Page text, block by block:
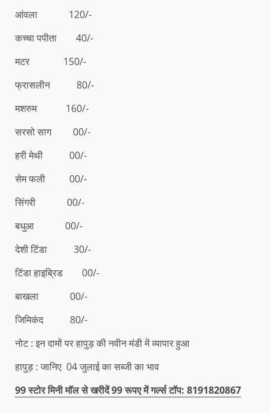
आंवला 120/-
कच्चा पपीता 40/-
मटर 150/-
फ्रासलीन 80/-
मशरुम 160/-
सरसो साग 00/-
हरी मेथी 00/-
सेम फली 00/-
सिंगरी 00/-
बधुआ 00/-
देशी टिंडा 30/-
टिंडा हाइब्रिड 00/-
बाखला 00/-
जिमिकंद 80/-
नोट : इन दामों पर हापुड़ की नवीन मंडी में व्यापार हुआ
हापुड़ : जानिए 04 जुलाई का सब्जी का भाव
99 स्टोर मिनी मॉल से खरीदें 99 रूपए में गर्ल्स टॉप: 8191820867